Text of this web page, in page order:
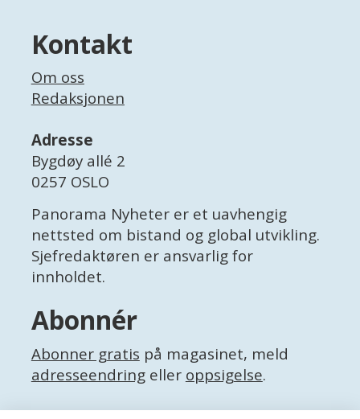
Kontakt
Om oss
Redaksjonen
Adresse
Bygdøy allé 2
0257 OSLO
Panorama Nyheter er et uavhengig
nettsted om bistand og global utvikling.
Sjefredaktøren er ansvarlig for
innholdet.
Abonnér
Abonner gratis på magasinet, meld
adresseendringeller oppsigelse.